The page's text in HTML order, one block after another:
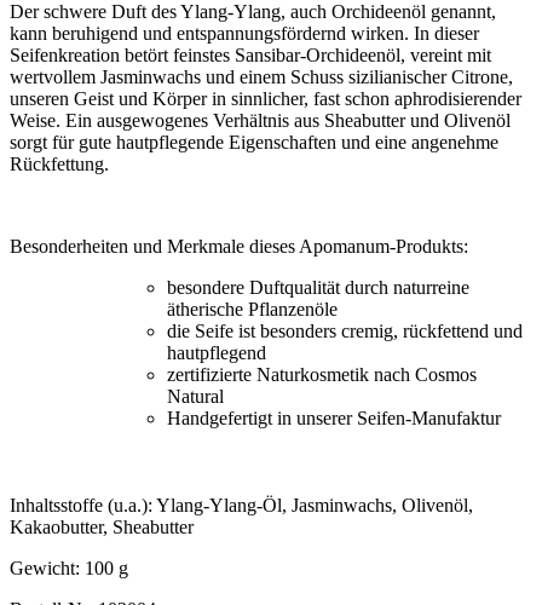
Der schwere Duft des Ylang-Ylang, auch Orchideenöl genannt,
kann beruhigend und entspannungsfördernd wirken. In dieser
Seifenkreation betört feinstes Sansibar-Orchideenöl, vereint mit
wertvollem Jasminwachs und einem Schuss sizilianischer Citrone,
unseren Geist und Körper in sinnlicher, fast schon aphrodisierender
Weise. Ein ausgewogenes Verhältnis aus Sheabutter und Olivenöl
sorgt für gute hautpflegende Eigenschaften und eine angenehme
Rückfettung.
Besonderheiten und Merkmale dieses Apomanum-Produkts:
besondere Duftqualität durch naturreine
ätherische Pflanzenöle
die Seife ist besonders cremig, rückfettend und
hautpflegend
zertifizierte Naturkosmetik nach Cosmos
Natural
Handgefertigt in unserer Seifen-Manufaktur
Inhaltsstoffe (u.a.): Ylang-Ylang-Öl, Jasminwachs, Olivenöl,
Kakaobutter, Sheabutter
Gewicht: 100 g